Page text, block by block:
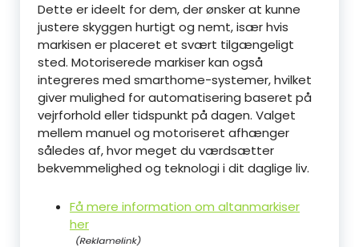
Dette er ideelt for dem, der ønsker at kunne
justere skyggen hurtigt og nemt, især hvis
markisen er placeret et svært tilgængeligt
sted. Motoriserede markiser kan også
integreres med smarthome-systemer, hvilket
giver mulighed for automatisering baseret på
vejrforhold eller tidspunkt på dagen. Valget
mellem manuel og motoriseret afhænger
således af, hvor meget du værdsætter
bekvemmelighed og teknologi i dit daglige liv.
Få mere information om altanmarkiser
her